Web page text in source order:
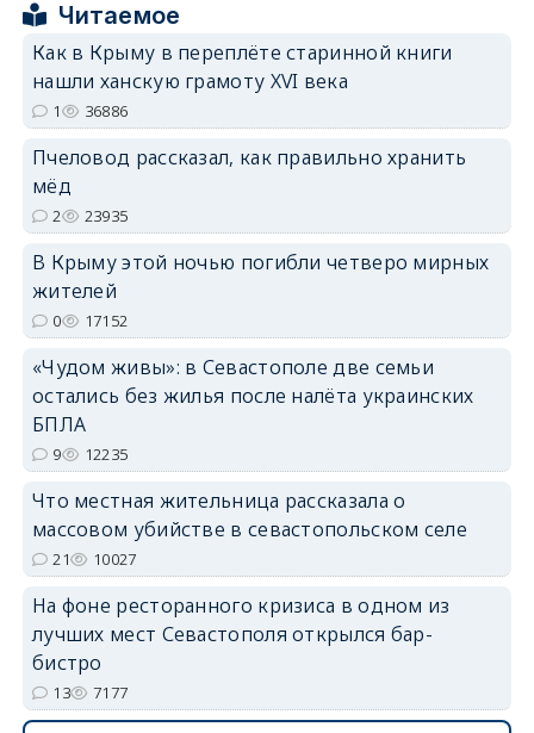
erid: 2SDnjdPjgYS
Читаемое
Как в Крыму в переплёте старинной книги
нашли ханскую грамоту XVI века
1 36886
Пчеловод рассказал, как правильно хранить
мёд
2 23935
В Крыму этой ночью погибли четверо мирных
жителей
0 17152
«Чудом живы»: в Севастополе две семьи
остались без жилья после налёта украинских
БПЛА
9 12235
Что местная жительница рассказала о
массовом убийстве в севастопольском селе
21 10027
На фоне ресторанного кризиса в одном из
лучших мест Севастополя открылся бар-
бистро
13 7177